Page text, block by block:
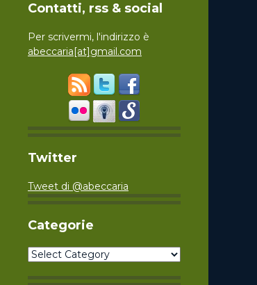
Contatti, rss & social
Per scrivermi, l'indirizzo è
abeccaria[at]gmail.com
Twitter
Tweet di @abeccaria
Categorie
Categorie